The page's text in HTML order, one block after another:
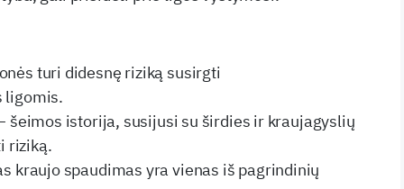
turi didesnę riziką susirgti
ligomis.
šeimos istorija, susijusi su širdies ir kraujagyslių
riziką.
kraujo spaudimas yra vienas iš pagrindinių